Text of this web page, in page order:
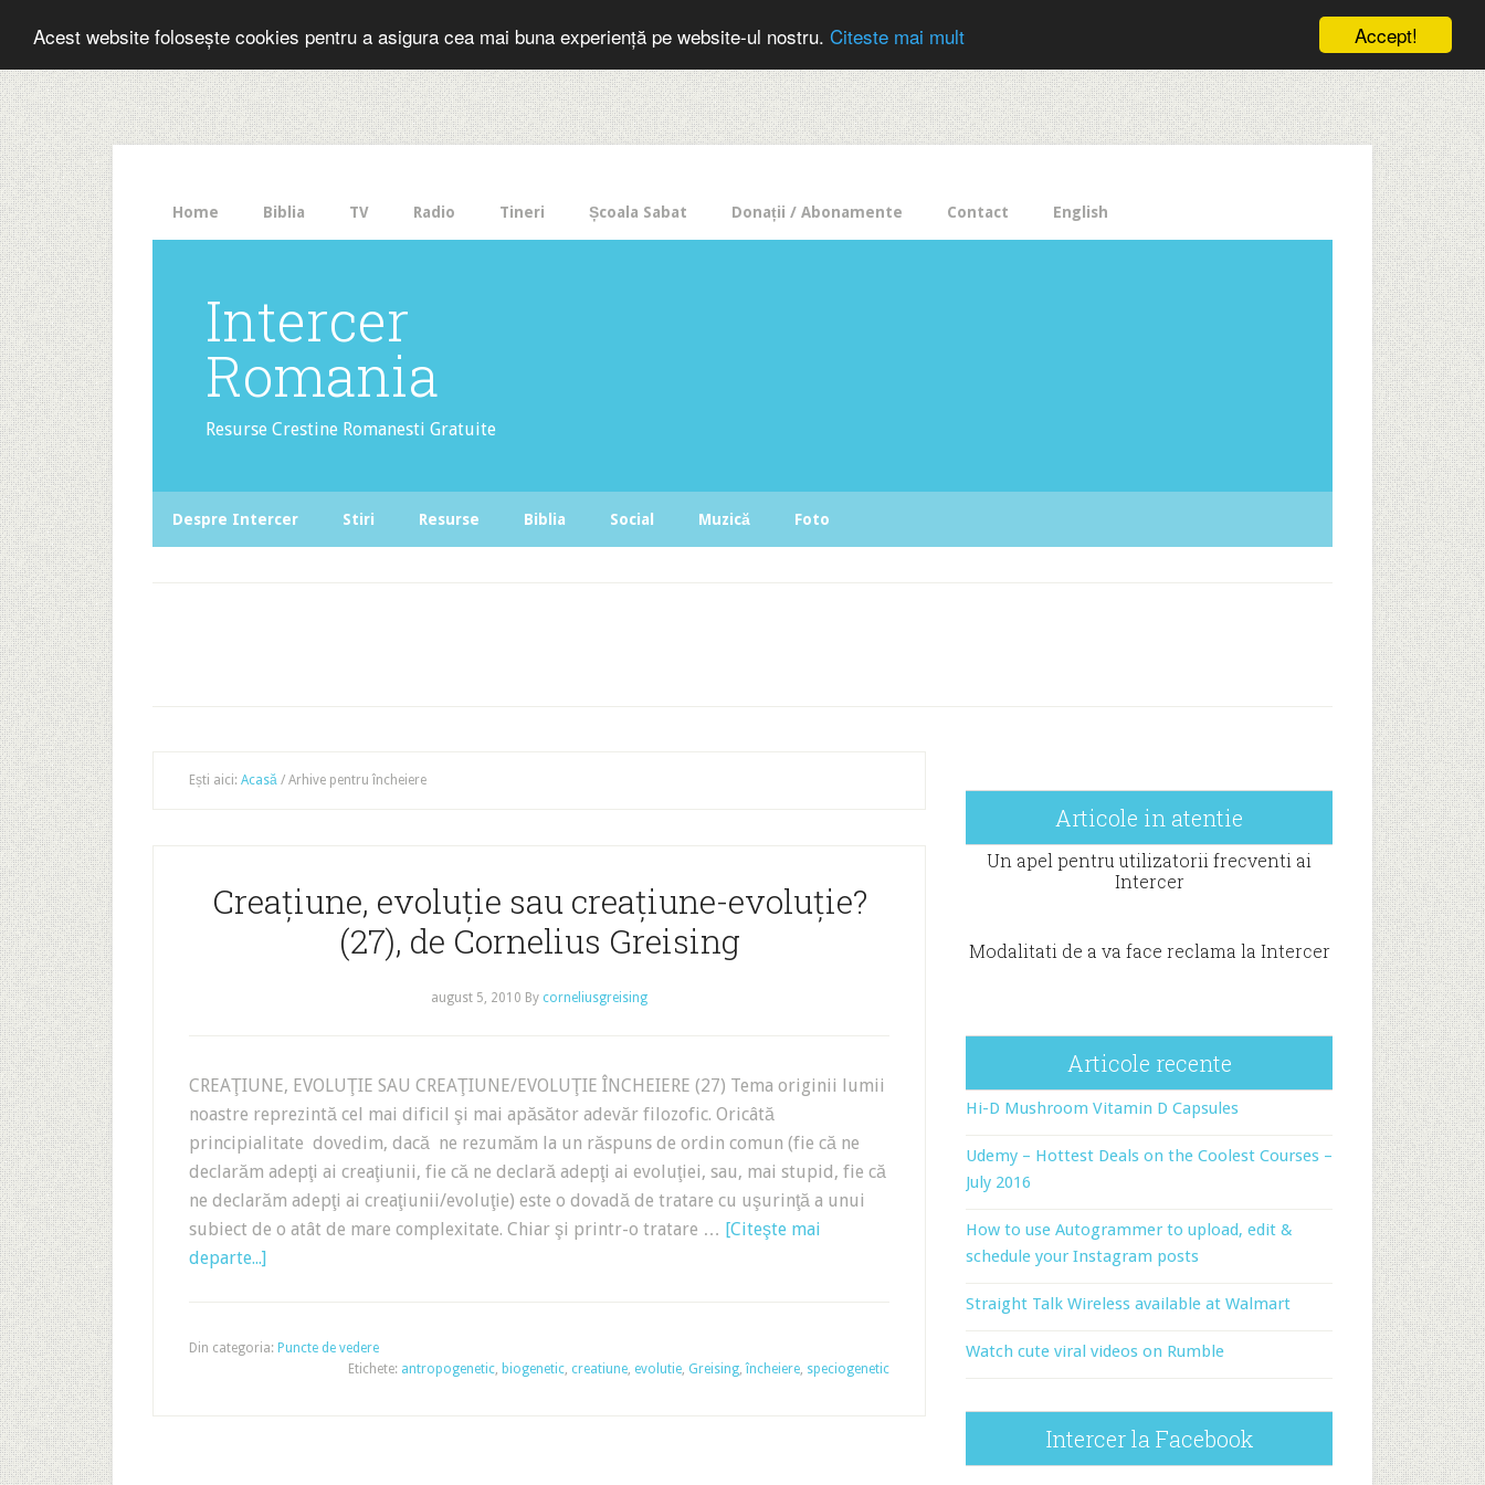
Accept!
Acest website folosește cookies pentru a asigura cea mai buna experiență pe website-ul nostru. Citeste mai mult
The
HelloBar
- a
little
bar
that
gets
noticed!
Home Biblia TV Radio Tineri Școala Sabat Donații / Abonamente Contact English
Intercer
Romania
Resurse Crestine Romanesti Gratuite
Despre Intercer Stiri Resurse Biblia Social Muzică Foto
Ești aici: Acasă / Arhive pentru încheiere
Creațiune, evoluție sau creațiune-evoluție?
(27), de Cornelius Greising
august 5, 2010 By corneliusgreising
CREAŢIUNE, EVOLUŢIE SAU CREAŢIUNE/EVOLUŢIE ÎNCHEIERE (27) Tema originii lumii
noastre reprezintă cel mai dificil şi mai apăsător adevăr filozofic. Oricâtă
principialitate dovedim, dacă ne rezumăm la un răspuns de ordin comun (fie că ne
declarăm adepţi ai creaţiunii, fie că ne declară adepţi ai evoluţiei, sau, mai stupid, fie că
ne declarăm adepţi ai creaţiunii/evoluţie) este o dovadă de tratare cu uşurinţă a unui
subiect de o atât de mare complexitate. Chiar şi printr-o tratare … [Citeşte mai
departe...]
Din categoria: Puncte de vedere
Etichete: antropogenetic, biogenetic, creatiune, evolutie, Greising,încheiere, speciogenetic
Articole in atentie
Un apel pentru utilizatorii frecventi ai
Intercer
Modalitati de a va face reclama la Intercer
Articole recente
Hi-D Mushroom Vitamin D Capsules
Udemy – Hottest Deals on the Coolest Courses –
July 2016
How to use Autogrammer to upload, edit &
schedule your Instagram posts
Straight Talk Wireless available at Walmart
Watch cute viral videos on Rumble
Intercer la Facebook